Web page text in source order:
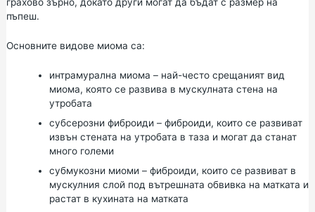
пъпеш.
Основните видове миома са:
интрамурална миома – най-често срещаният вид
миома, която се развива в мускулната стена на
утробата
субсерозни фиброиди – фиброиди, които се развиват
извън стената на утробата в таза и могат да станат
много големи
субмукозни миоми – фиброиди, които се развиват в
мускулния слой под вътрешната обвивка на матката и
растат в кухината на матката